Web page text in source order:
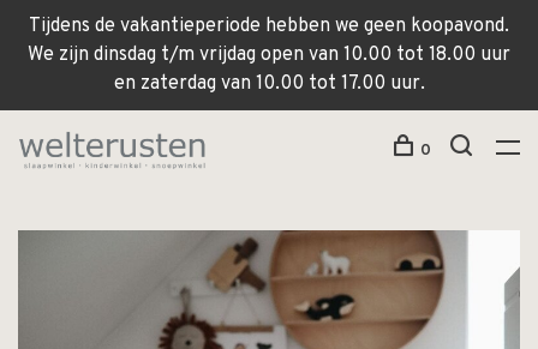
Tijdens de vakantieperiode hebben we geen koopavond.
We zijn dinsdag t/m vrijdag open van 10.00 tot 18.00 uur
en zaterdag van 10.00 tot 17.00 uur.
0